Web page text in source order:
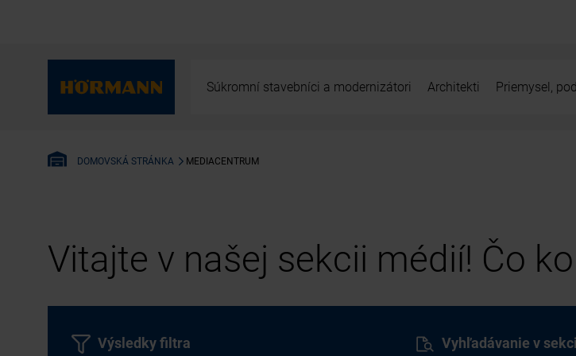
Súkromní stavebníci a modernizátori Architekti Priemysel,
DOMOVSKÁ STRÁNKA MEDIACENTRUM
Vitajte v našej sekcii médií! Čo
Vyhľadávanie v
Výsledky filtra